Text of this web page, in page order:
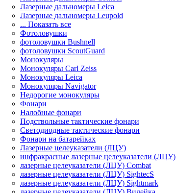
Лазерные дальномеры Leica
Лазерные дальномеры Leupold
... Показать все
Фотоловушки
фотоловушки Bushnell
фотоловушки ScoutGuard
Монокуляры
Монокуляры Carl Zeiss
Монокуляры Leica
Монокуляры Navigator
Недорогие монокуляры
Фонари
Налобные фонари
Подствольные тактические фонари
Светодиодные тактические фонари
Фонари на батарейках
Лазерные целеуказатели (ЛЦУ)
инфракрасные лазерные целеуказатели (ЛЦУ)
лазерные целеуказатели (ЛЦУ) Combat
лазерные целеуказатели (ЛЦУ) SightecS
лазерные целеуказатели (ЛЦУ) Sightmark